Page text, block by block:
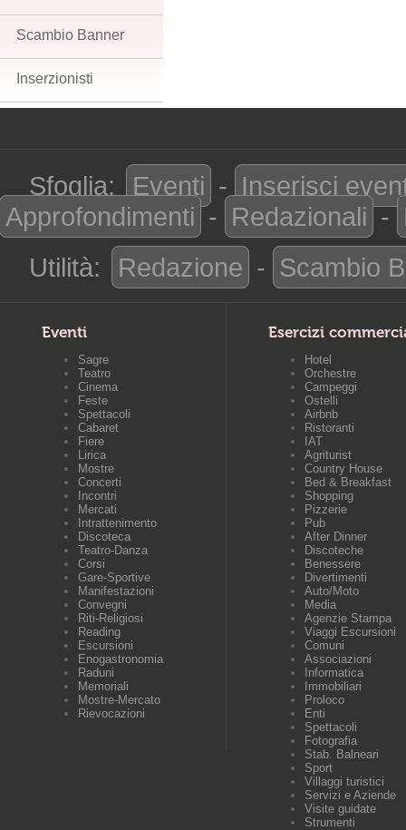
Scambio Banner
Inserzionisti
Sfoglia: Eventi - Inserisci
Approfondimenti - Redazionali -
Utilità:
Redazione - Scambio
Eventi
Sagre
Teatro
Cinema
Feste
Spettacoli
Cabaret
Fiere
Lirica
Mostre
Concerti
Incontri
Mercati
Intrattenimento
Discoteca
Teatro-Danza
Corsi
Gare-Sportive
Manifestazioni
Convegni
Riti-Religiosi
Reading
Escursioni
Enogastronomia
Raduni
Memoriali
Mostre-Mercato
Rievocazioni
Esercizi
Hotel
Orchestre
Campeggi
Ostelli
Airbnb
Ristoranti
IAT
Agriturist
Country House
Bed & Breakfast
Shopping
Pizzerie
Pub
After Dinner
Discoteche
Benessere
Divertimenti
Auto/Moto
Media
Agenzie Stampa
Viaggi Escursioni
Comuni
Associazioni
Informatica
Immobiliari
Proloco
Enti
Spettacoli
Fotografia
Stab. Balneari
Sport
Villaggi turistici
Servizi e Aziende
Visite guidate
Strumenti